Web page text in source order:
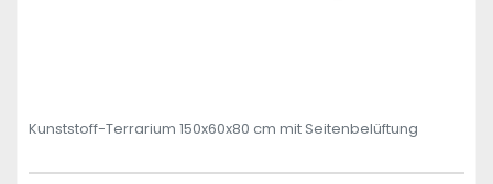
Kunststoff-Terrarium 150x60x80 cm mit Seitenbelüftung